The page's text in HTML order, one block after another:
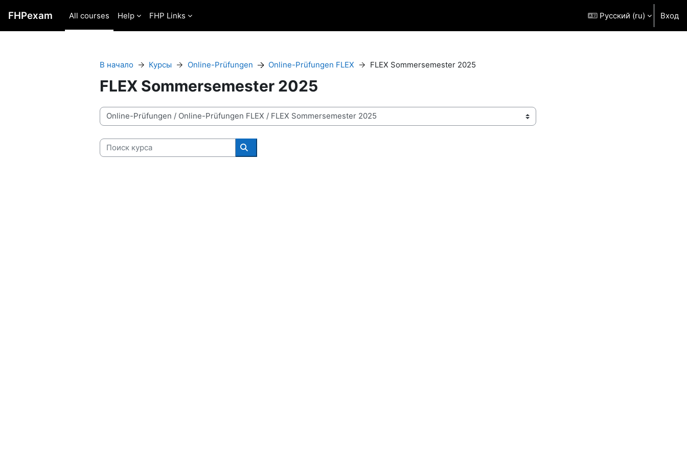
FHPexam All courses Help FHP Links Русский ‎(ru)‎ Вход
В начало Курсы Online-Prüfungen Online-Prüfungen FLEX FLEX Sommersemester 2025
FLEX Sommersemester 2025
Категории курсов
Поиск курса
Поиск курса